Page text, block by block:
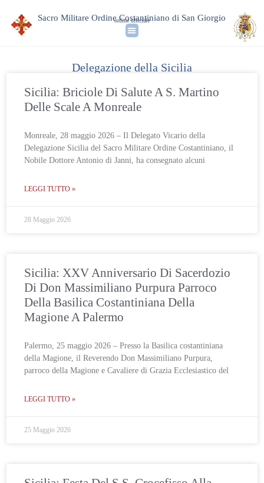
Sacro Militare Ordine Costantiniano di San Giorgio
ordine ufficiale
Delegazione della Sicilia
Sicilia: Briciole Di Salute A S. Martino
Delle Scale A Monreale
Monreale, 28 maggio 2026 – Il Delegato Vicario della
Delegazione Sicilia del Sacro Militare Ordine Costantiniano, il
Nobile Dottore Antonio di Janni, ha consegnato alcuni
LEGGI TUTTO »
28 Maggio 2026
Sicilia: XXV Anniversario Di Sacerdozio
Di Don Massimiliano Purpura Parroco
Della Basilica Costantiniana Della
Magione A Palermo
Palermo, 25 maggio 2026 – Presso la Basilica costantiniana
della Magione, il Reverendo Don Massimiliano Purpura,
parroco della Magione e Cavaliere di Grazia Ecclesiastico del
LEGGI TUTTO »
25 Maggio 2026